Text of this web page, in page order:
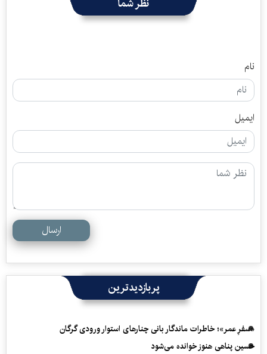
نظر شما
نام
ایمیل
ارسال
پربازدیدترین
«سفرِ عمر»؛ خاطرات ماندگار بانی چنارهای استوار ورودی گرگان
حسین پناهی هنوز خوانده می‌شود